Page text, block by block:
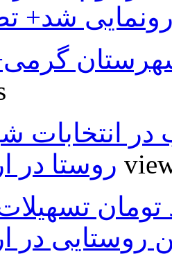
شد+
۵۰۰۰ داوطلب در
روستا در 5
و ۴۸۰ میلیارد تومان
در